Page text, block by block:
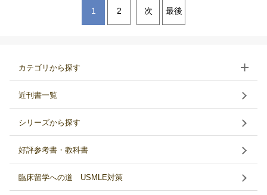
1 2 次 最後
カテゴリから探す
近刊書一覧
シリーズから探す
好評参考書・教科書
臨床留学への道 USMLE対策